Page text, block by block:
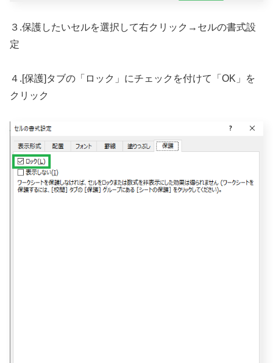
３.保護したいセルを選択して右クリック→セルの書式設
定
４.[保護]タブの「ロック」にチェックを付けて「OK」を
クリック